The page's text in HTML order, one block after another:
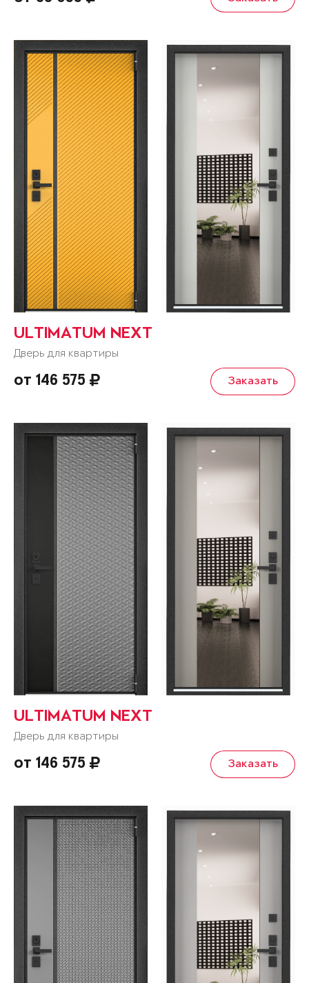
ULTIMATUM NEXT
Дверь для квартиры
от 146 575 Заказать
ULTIMATUM NEXT
Дверь для квартиры
от 146 575 Заказать